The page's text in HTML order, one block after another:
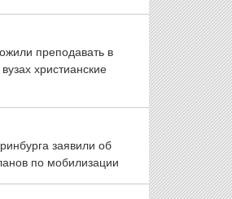
преподавать в
христианские
заявили об
по мобилизации